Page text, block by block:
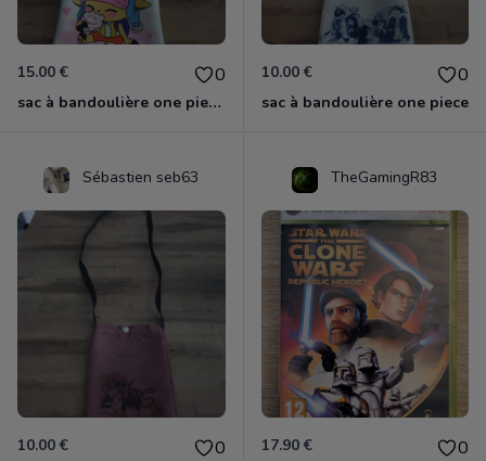
15.00 € 0
sac à bandoulière one piece chopper
10.00 € 0
sac à bandoulière one piece
Sébastien seb63
10.00 € 0
TheGamingR83
17.90 € 0